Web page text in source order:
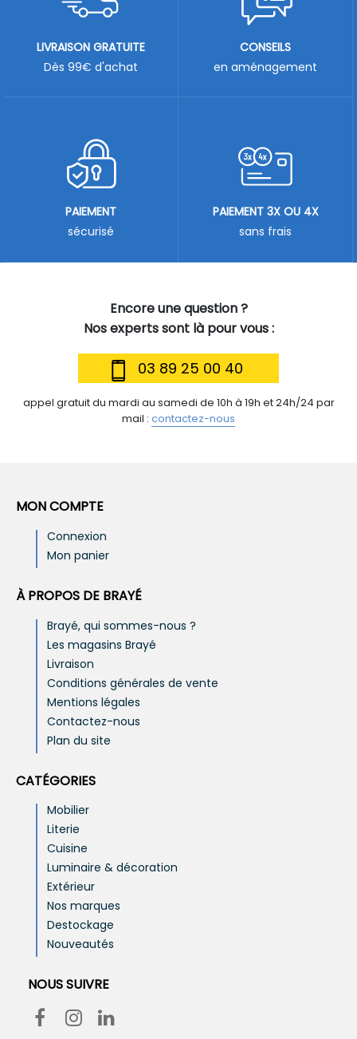
Encore une question ?
Nos experts sont là pour vous :
03 89 25 00 40
appel gratuit du mardi au samedi de 10h à 19h et 24h/24 par
mail : contactez-nous
LIVRAISON GRATUITE
Dès 99€ d'achat
CONSEILS
en aménagement
PAIEMENT
sécurisé
PAIEMENT 3X OU 4X
sans frais
MON COMPTE
Connexion
Mon panier
À PROPOS DE BRAYÉ
Brayé, qui sommes-nous ?
Les magasins Brayé
Livraison
Conditions générales de vente
Mentions légales
Contactez-nous
Plan du site
CATÉGORIES
Mobilier
Literie
Cuisine
Luminaire & décoration
Extérieur
Nos marques
Destockage
Nouveautés
NOUS SUIVRE